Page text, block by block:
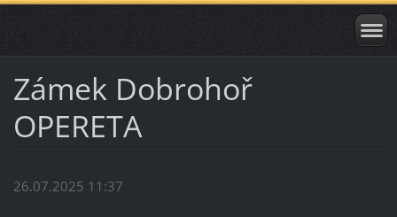
Zámek Dobrohoř
OPERETA
26.07.2025 11:37